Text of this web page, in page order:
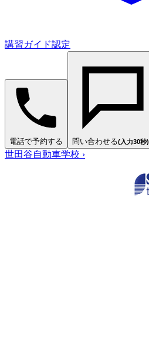
講習ガイド認定
電話で予約する 問い合わせる(入力30秒)
世田谷自動車学校 ›